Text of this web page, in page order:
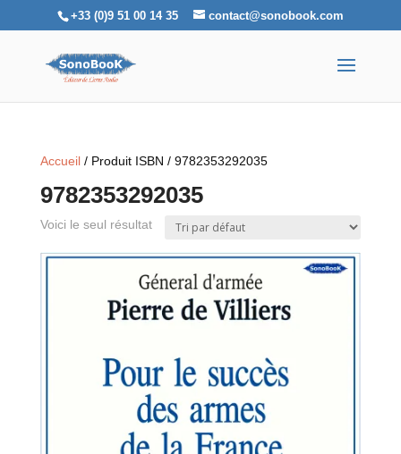
+33 (0)9 51 00 14 35 contact@sonobook.com
Accueil/ Produit ISBN / 9782353292035
9782353292035
Voici le seul résultat